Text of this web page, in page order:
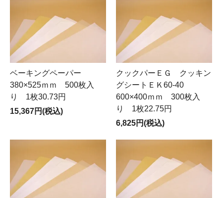
ベーキングペーパー
380×525ｍｍ 500枚入
り 1枚30.73円
15,367円(税込)
クックパーＥＧ クッキン
グシートＥＫ60-40
600×400ｍｍ 300枚入
り 1枚22.75円
6,825円(税込)